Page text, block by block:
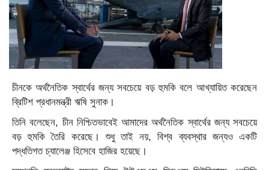
চীনকে অর্থনৈতিক স্বার্থের জন্য সবচেয়ে বড় হুমকি বলে আখ্যায়িত করেছেন
ব্রিটিশ প্রধানমন্ত্রী ঋষি সুনাক।
তিনি বলেছেন, চীন নিশ্চিতভাবেই আমাদের অর্থনৈতিক স্বার্থের জন্য সবচেয়ে
বড় হুমকি তৈরি করেছে। শুধু তাই নয়, বিশ্ব ব্যবস্থার জন্যও একটি
পদ্ধতিগত চ্যালেঞ্জ হিসেবে হাজির হয়েছে।